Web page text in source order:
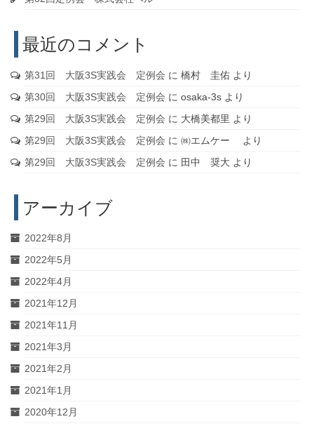
最近のコメント
第31回 大阪3S実践会 定例会 に 橋村 圭佑 より
第30回 大阪3S実践会 定例会 に osaka-3s より
第29回 大阪3S実践会 定例会 に 大橋美都里 より
第29回 大阪3S実践会 定例会 に ㈱エムケー
より
第29回 大阪3S実践会 定例会 に 田中 奨大 より
アーカイブ
2022年8月
2022年5月
2022年4月
2021年12月
2021年11月
2021年3月
2021年2月
2021年1月
2020年12月